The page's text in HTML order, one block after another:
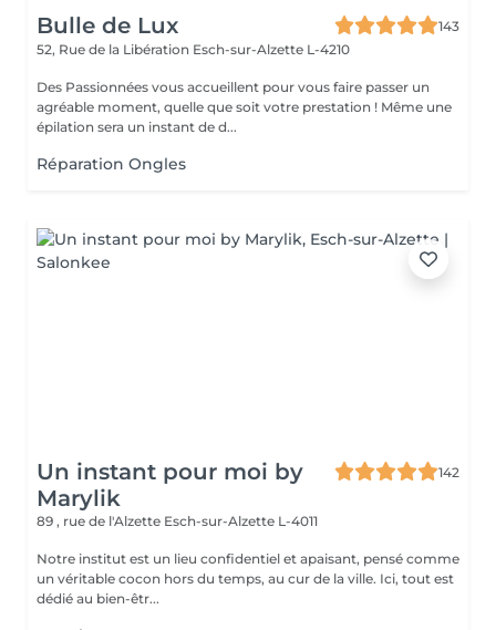
Bulle de Lux
143
52, Rue de la Libération Esch-sur-Alzette L-4210
Des Passionnées vous accueillent pour vous faire passer un
agréable moment, quelle que soit votre prestation ! Même une
épilation sera un instant de d...
Réparation Ongles
Un instant pour moi by
Marylik
142
89 , rue de l'Alzette Esch-sur-Alzette L-4011
Notre institut est un lieu confidentiel et apaisant, pensé comme
un véritable cocon hors du temps, au cur de la ville. Ici, tout est
dédié au bien-êtr...